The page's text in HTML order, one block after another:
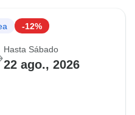
-12%
Hasta Sábado
22 ago., 2026